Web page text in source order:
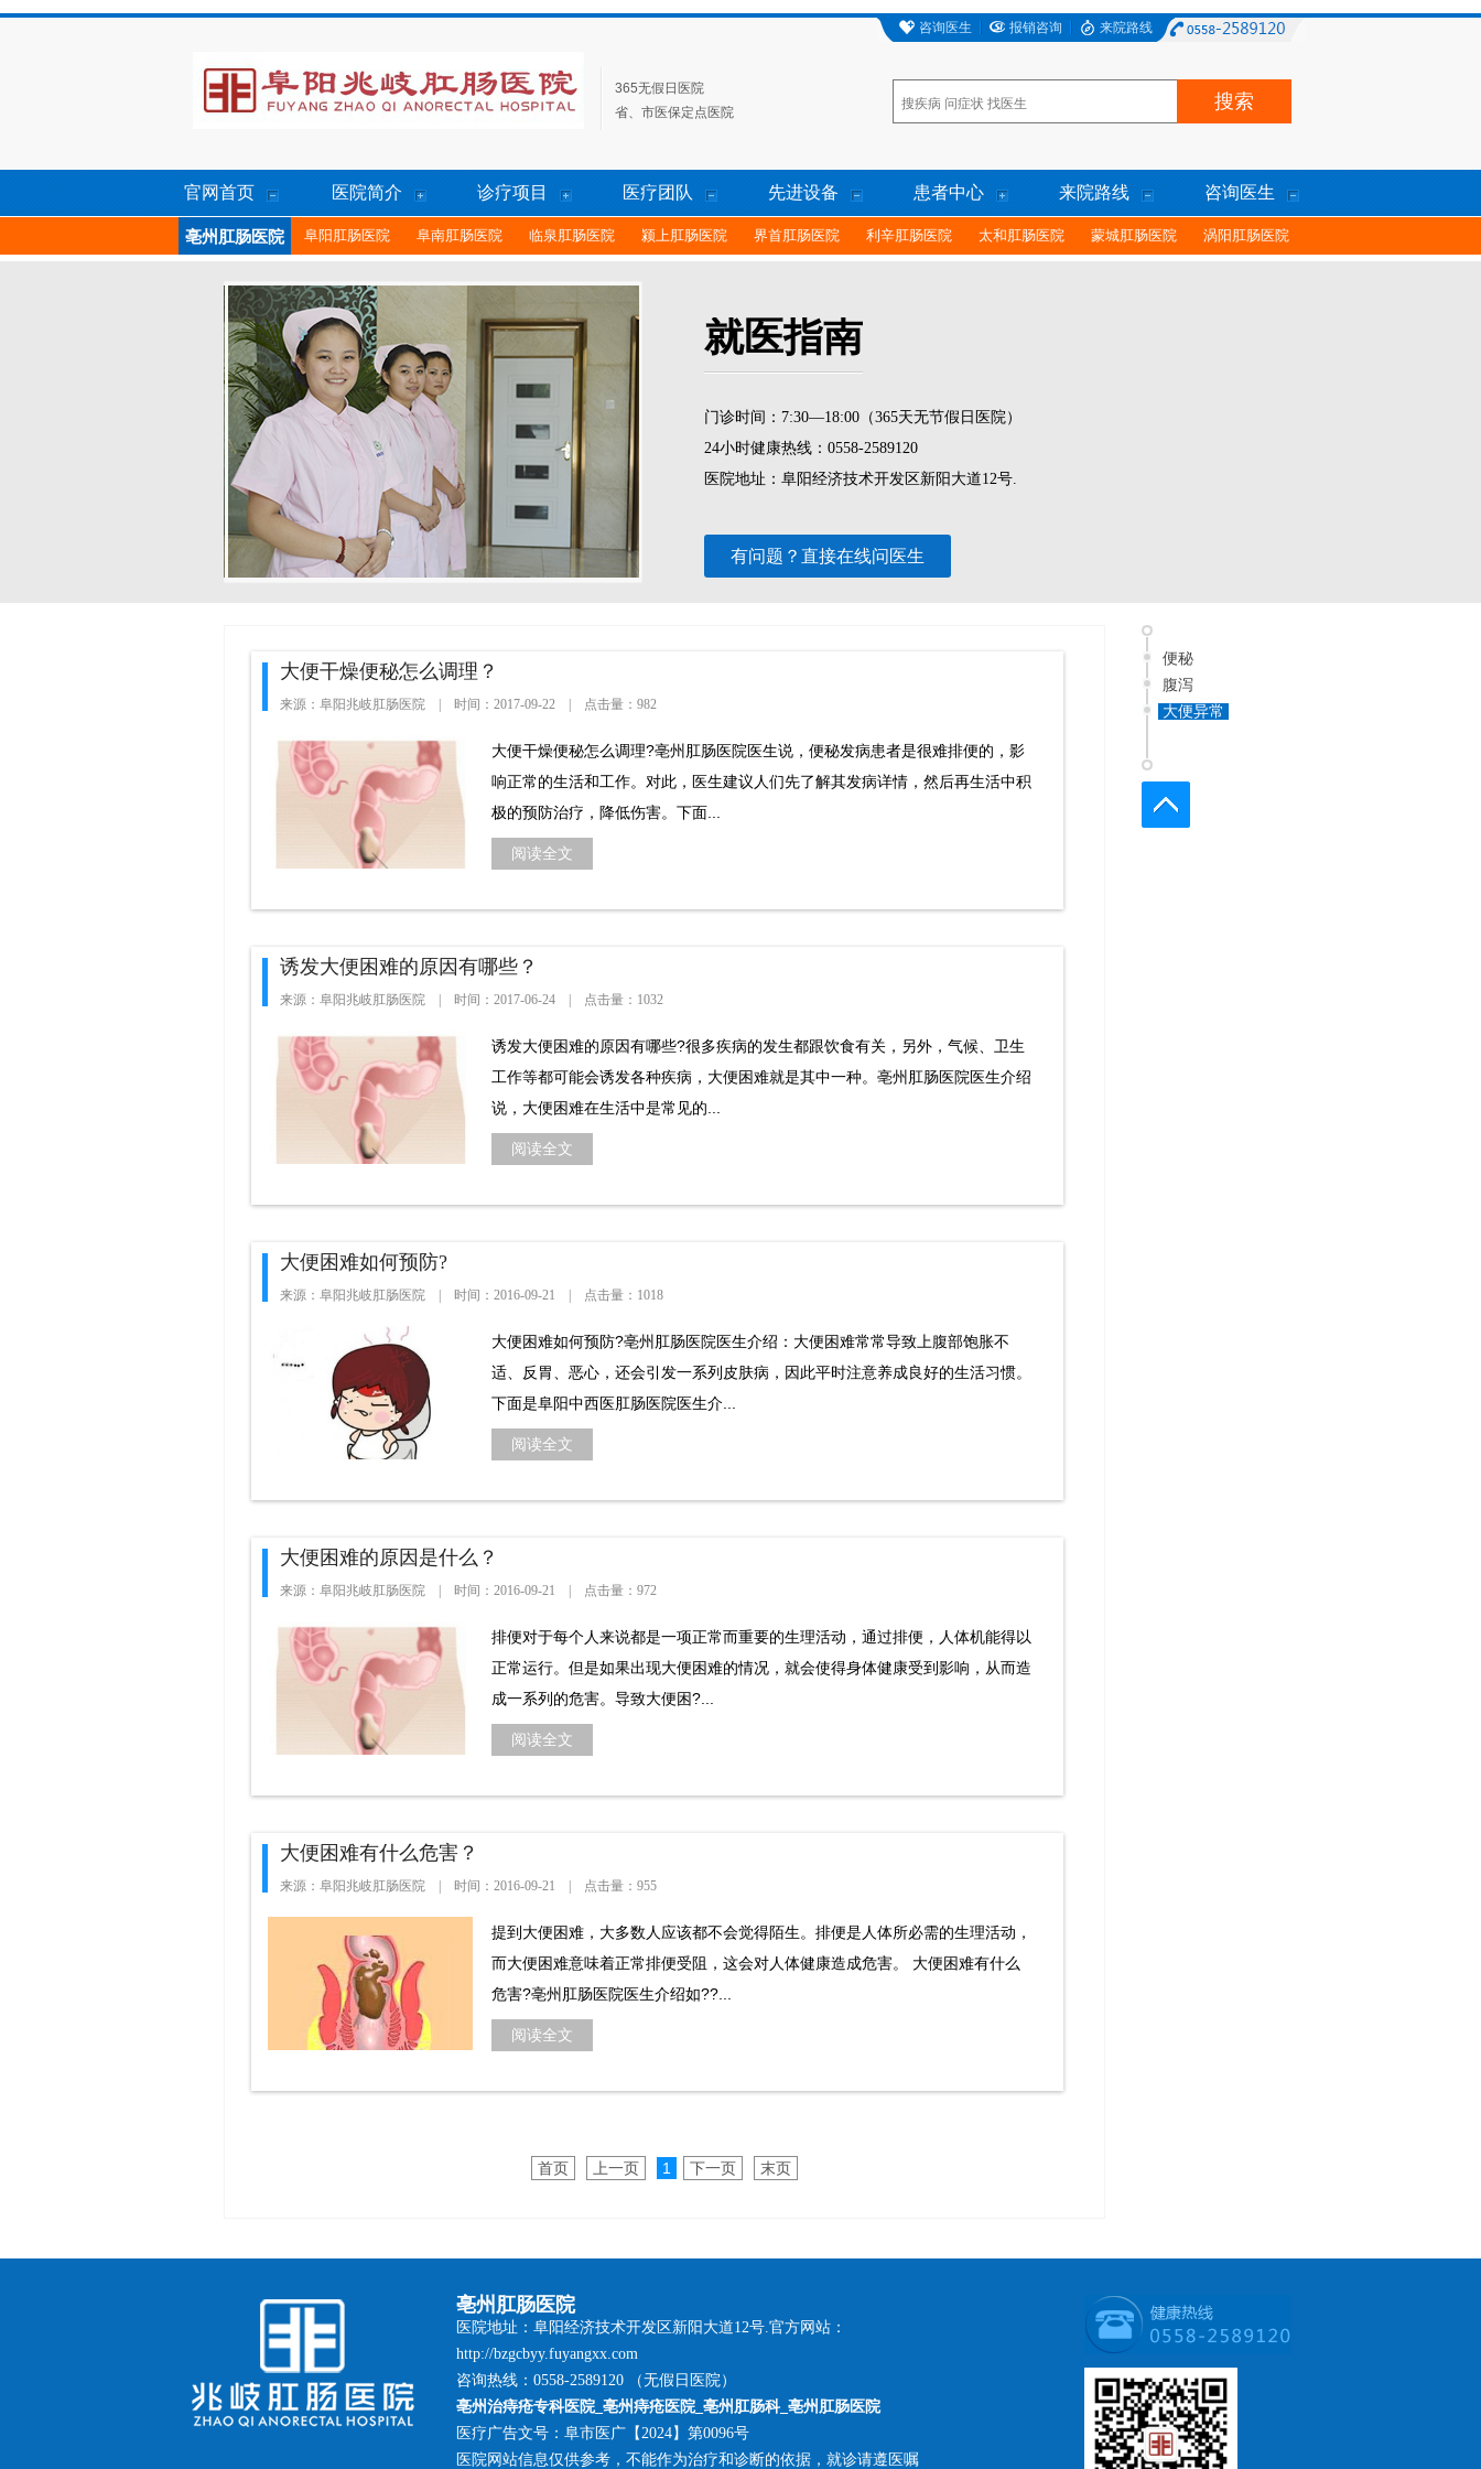
365无假日医院
省、市医保定点医院
咨询医生 报销咨询 来院路线
官网首页 医院简介 诊疗项目 医疗团队 先进设备 患者中心 来院路线 咨询医生
亳州肛肠医院 阜阳肛肠医院 阜南肛肠医院 临泉肛肠医院 颍上肛肠医院 界首肛肠医院 利辛肛肠医院 太和肛肠医院 蒙城肛肠医院 涡阳肛肠医院
就医指南
门诊时间：7:30—18:00（365天无节假日医院）
24小时健康热线：0558-2589120
医院地址：阜阳经济技术开发区新阳大道12号.
有问题？直接在线问医生
大便干燥便秘怎么调理？
来源：阜阳兆岐肛肠医院 | 时间：2017-09-22 | 点击量：982
大便干燥便秘怎么调理?亳州肛肠医院医生说，便秘发病患者是很难排便的，影
响正常的生活和工作。对此，医生建议人们先了解其发病详情，然后再生活中积
极的预防治疗，降低伤害。下面...
阅读全文
诱发大便困难的原因有哪些？
来源：阜阳兆岐肛肠医院 | 时间：2017-06-24 | 点击量：1032
诱发大便困难的原因有哪些?很多疾病的发生都跟饮食有关，另外，气候、卫生
工作等都可能会诱发各种疾病，大便困难就是其中一种。亳州肛肠医院医生介绍
说，大便困难在生活中是常见的...
阅读全文
大便困难如何预防?
来源：阜阳兆岐肛肠医院 | 时间：2016-09-21 | 点击量：1018
大便困难如何预防?亳州肛肠医院医生介绍：大便困难常常导致上腹部饱胀不
适、反胃、恶心，还会引发一系列皮肤病，因此平时注意养成良好的生活习惯。
下面是阜阳中西医肛肠医院医生介...
阅读全文
大便困难的原因是什么？
来源：阜阳兆岐肛肠医院 | 时间：2016-09-21 | 点击量：972
排便对于每个人来说都是一项正常而重要的生理活动，通过排便，人体机能得以
正常运行。但是如果出现大便困难的情况，就会使得身体健康受到影响，从而造
成一系列的危害。导致大便困?...
阅读全文
大便困难有什么危害？
来源：阜阳兆岐肛肠医院 | 时间：2016-09-21 | 点击量：955
提到大便困难，大多数人应该都不会觉得陌生。排便是人体所必需的生理活动，
而大便困难意味着正常排便受阻，这会对人体健康造成危害。 大便困难有什么
危害?亳州肛肠医院医生介绍如??...
阅读全文
首页 上一页 1 下一页 末页
便秘
腹泻
大便异常
亳州肛肠医院
医院地址：阜阳经济技术开发区新阳大道12号.官方网站：
http://bzgcbyy.fuyangxx.com
咨询热线：0558-2589120 （无假日医院）
亳州治痔疮专科医院_亳州痔疮医院_亳州肛肠科_亳州肛肠医院
医疗广告文号：阜市医广【2024】第0096号
医院网站信息仅供参考，不能作为治疗和诊断的依据，就诊请遵医嘱